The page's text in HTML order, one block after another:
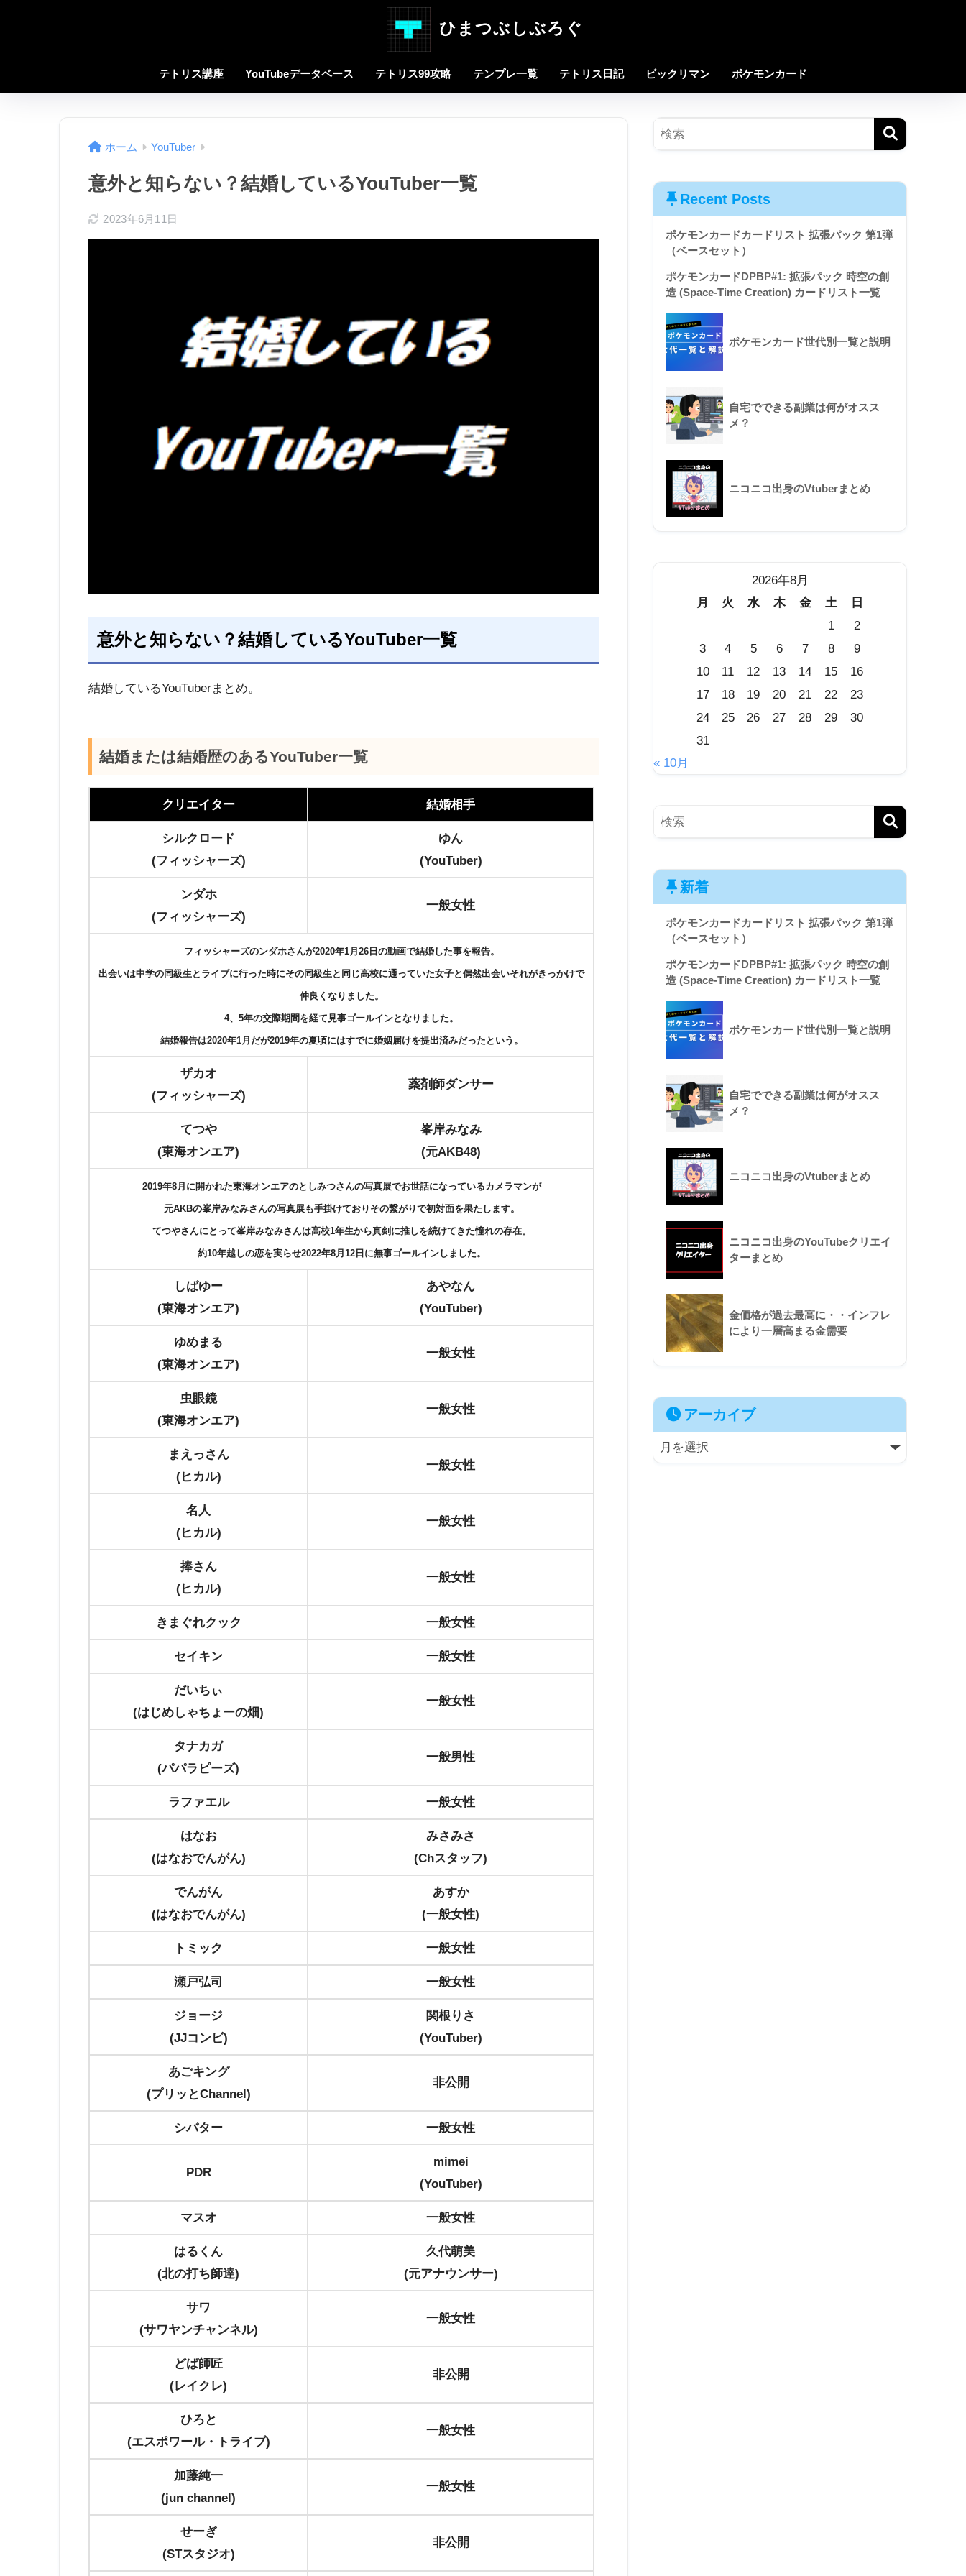
ひまつぶしぶろぐ
テトリス講座 YouTubeデータベース テトリス99攻略 テンプレ一覧 テトリス日記 ビックリマン ポケモンカード
ホーム YouTuber
意外と知らない？結婚しているYouTuber一覧
2023年6月11日
意外と知らない？結婚しているYouTuber一覧
結婚しているYouTuberまとめ。
結婚または結婚歴のあるYouTuber一覧
クリエイター 結婚相手
シルクロード
(フィッシャーズ)
ゆん
(YouTuber)
ンダホ
(フィッシャーズ)
一般女性
フィッシャーズのンダホさんが2020年1月26日の動画で結婚した事を報告。
出会いは中学の同級生とライブに行った時にその同級生と同じ高校に通っていた女子と偶然出会いそれがきっかけで
仲良くなりました。
4、5年の交際期間を経て見事ゴールインとなりました。
結婚報告は2020年1月だが2019年の夏頃にはすでに婚姻届けを提出済みだったという。
ザカオ
(フィッシャーズ)
薬剤師ダンサー
てつや
(東海オンエア)
峯岸みなみ
(元AKB48)
2019年8月に開かれた東海オンエアのとしみつさんの写真展でお世話になっているカメラマンが
元AKBの峯岸みなみさんの写真展も手掛けておりその繋がりで初対面を果たします。
てつやさんにとって峯岸みなみさんは高校1年生から真剣に推しを続けてきた憧れの存在。
約10年越しの恋を実らせ2022年8月12日に無事ゴールインしました。
しばゆー
(東海オンエア)
あやなん
(YouTuber)
ゆめまる
(東海オンエア)
一般女性
虫眼鏡
(東海オンエア)
一般女性
まえっさん
(ヒカル)
一般女性
名人
(ヒカル)
一般女性
捧さん
(ヒカル)
一般女性
きまぐれクック 一般女性
セイキン 一般女性
だいちぃ
(はじめしゃちょーの畑)
一般女性
タナカガ
(パパラピーズ)
一般男性
ラファエル 一般女性
はなお
(はなおでんがん)
みさみさ
(Chスタッフ)
でんがん
(はなおでんがん)
あすか
(一般女性)
トミック 一般女性
瀬戸弘司 一般女性
ジョージ
(JJコンビ)
関根りさ
(YouTuber)
あごキング
(プリッとChannel)
非公開
シバター 一般女性
PDR
mimei
(YouTuber)
マスオ 一般女性
はるくん
(北の打ち師達)
久代萌美
(元アナウンサー)
サワ
(サワヤンチャンネル)
一般女性
どば師匠
(レイクレ)
非公開
ひろと
(エスポワール・トライブ)
一般女性
加藤純一
(jun channel)
一般女性
せーぎ
(STスタジオ)
非公開
Recent Posts
ポケモンカードカードリスト 拡張パック 第1弾
（ベースセット）
ポケモンカードDPBP#1: 拡張パック 時空の創
造 (Space-Time Creation) カードリスト一覧
ポケモンカード世代別一覧と説明
自宅でできる副業は何がオスス
メ？
ニコニコ出身のVtuberまとめ
2026年8月
月
火 水 木 金 土
日
1
2
3
4 5 6 7 8
9
10
11 12 13 14 15
16
17
18 19 20 21 22
23
24
25 26 27 28 29
30
31
« 10月
新着
ポケモンカードカードリスト 拡張パック 第1弾
（ベースセット）
ポケモンカードDPBP#1: 拡張パック 時空の創
造 (Space-Time Creation) カードリスト一覧
ポケモンカード世代別一覧と説明
自宅でできる副業は何がオスス
メ？
ニコニコ出身のVtuberまとめ
ニコニコ出身のYouTubeクリエイ
ターまとめ
金価格が過去最高に・・インフレ
により一層高まる金需要
アーカイブ